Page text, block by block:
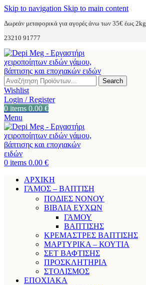
Skip to navigation Skip to main content
Δωρεάν μεταφορικά για αγορές άνω των 35€ έως 2kg
23210 91777
Search
Wishlist
Login / Register
0 items 0.00 €
Menu
0 items 0.00 €
ΑΡΧΙΚΗ
ΓΑΜΟΣ – ΒΑΠΤΙΣΗ
ΠΟΔΙΕΣ ΝΟΝΟΥ
ΒΙΒΛΙΑ ΕΥΧΩΝ
ΓΑΜΟΥ
ΒΑΠΤΙΣΗΣ
ΚΡΕΜΑΣΤΡΕΣ ΒΑΠΤΙΣΗΣ
ΜΑΡΤΥΡΙΚΑ – ΚΟΥΤΙΑ
ΣΕΤ ΒΑΦΤΙΣΗΣ
ΠΡΟΣΚΛΗΤΗΡΙΑ
ΣΤΟΛΙΣΜΟΣ
ΕΠΟΧΙΑΚΑ